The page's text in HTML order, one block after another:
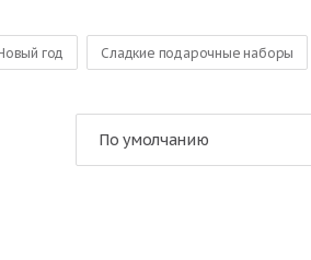
год Сладкие подарочные наборы
Подарки в текстильной упаковке
По умолчанию